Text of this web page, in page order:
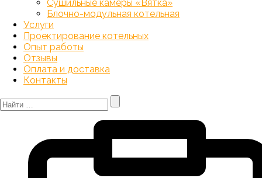
Сушильные камеры «Вятка»
Блочно-модульная котельная
Услуги
Проектирование котельных
Опыт работы
Отзывы
Оплата и доставка
Контакты